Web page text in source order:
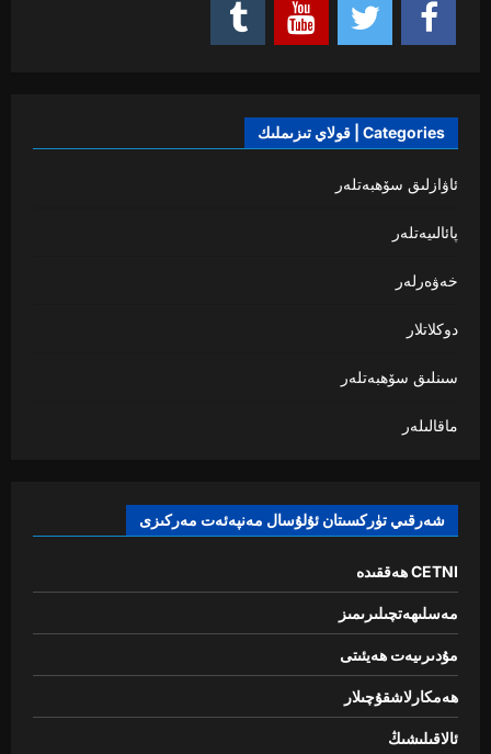
Categories | قولاي تىزىملىك
ئاۋازلىق سۆھبەتلەر
پائالىيەتلەر
خەۋەرلەر
دوكلاتلار
سىنلىق سۆھبەتلەر
ماقالىلەر
شەرقىي تۈركسىتان ئۇلۇسال مەنپەئەت مەركىزى
CETNI ھەققىدە
مەسلىھەتچىلىرىمىز
مۇدىرىيەت ھەيئىتى
ھەمكارلاشقۇچىلار
ئالاقىلىشىڭ